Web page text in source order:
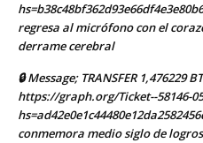
regresa al micrófono con el
derrame cerebral
🔒 Message; TRANSFER 1,476229
https://graph.org/Ticket--58146-
conmemora medio siglo de